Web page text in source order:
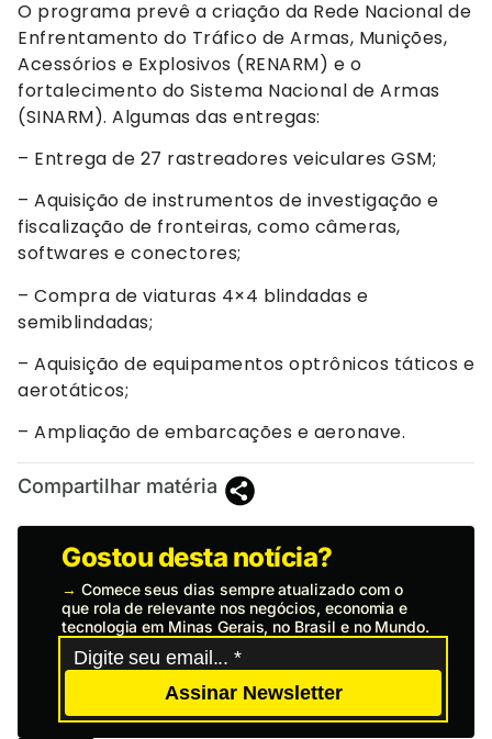
O programa prevê a criação da Rede Nacional de
Enfrentamento do Tráfico de Armas, Munições,
Acessórios e Explosivos (RENARM) e o
fortalecimento do Sistema Nacional de Armas
(SINARM). Algumas das entregas:
– Entrega de 27 rastreadores veiculares GSM;
– Aquisição de instrumentos de investigação e
fiscalização de fronteiras, como câmeras,
softwares e conectores;
– Compra de viaturas 4×4 blindadas e
semiblindadas;
– Aquisição de equipamentos optrônicos táticos e
aerotáticos;
– Ampliação de embarcações e aeronave.
Compartilhar matéria
Gostou desta notícia?
→ Comece seus dias sempre atualizado com o
que rola de relevante nos negócios, economia e
tecnologia em Minas Gerais, no Brasil e no Mundo.
Assinar Newsletter